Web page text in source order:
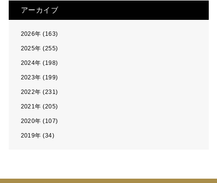
アーカイブ
2026年 (163)
2025年 (255)
2024年 (198)
2023年 (199)
2022年 (231)
2021年 (205)
2020年 (107)
2019年 (34)